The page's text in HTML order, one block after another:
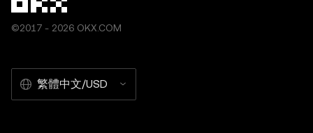
©2017 - 2026 OKX.COM
繁體中文/USD